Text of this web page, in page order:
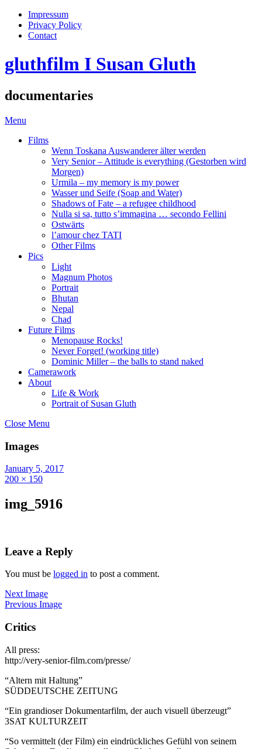
Impressum
Privacy Policy
Contact
gluthfilm I Susan Gluth
documentaries
Menu
Films
Wenn Toskana Auswanderer älter werden
Very Senior – Attitude is everything (Gestorben wird
Morgen)
Urmila – my memory is my power
Wasser und Seife (Soap and Water)
Shadows of Fate – a refugee childhood
Nulla si sa, tutto s’immagina … secondo Fellini
Ostwärts
l’amour chez TATI
Other Films
Pics
Light
Magnum Photos
Portrait
Bhutan
Nepal
Chad
Future Films
Menopause Rocks!
Never Forget! (working title)
Dominic Miller – the balls to stand naked
Camerawork
About
Life & Work
Portrait of Susan Gluth
Close Menu
Images
January 5, 2017
200 × 150
img_5916
Leave a Reply
You must be logged in to post a comment.
Next Image
Previous Image
Critics
All press:
http://very-senior-film.com/presse/
“Altern mit Haltung”
SÜDDEUTSCHE ZEITUNG
“Ein grandioser Dokumentarfilm, der auch visuell überzeugt”
3SAT KULTURZEIT
“So vermittelt (der Film) ein eindrückliches Gefühl von seinem